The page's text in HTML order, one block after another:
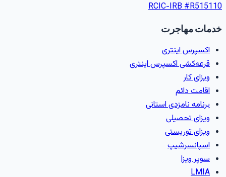
RCIC-IRB #
مهاجرت
اکسپرس اینتری
قرعه‌کشی اکسپرس اینتری
ویزای کار
اقامت دائم
برنامه نامزدی استانی
ویزای تحصیلی
ویزای توریستی
اسپانسرشیپ
سوپر ویزا
LMIA